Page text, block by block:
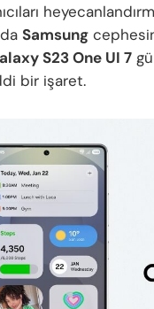
Samsung
S23 One UI 7
bir işaret.